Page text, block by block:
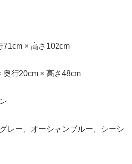
71cm × 高さ102cm
奥行20cm × 高さ48cm
レー、オーシャンブルー、シーシ